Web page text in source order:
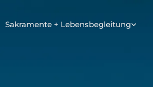
Sakramente + Lebensbegleitung